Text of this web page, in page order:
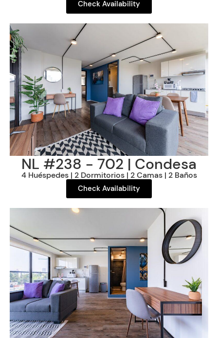
Check Availability
NL #238 - 702 | Condesa
4 Huéspedes | 2 Dormitorios | 2 Camas | 2 Baños
Check Availability